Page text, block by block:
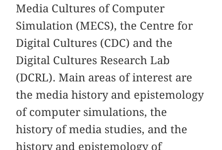
Media Cultures of Computer
Simulation (MECS), the Centre for
Digital Cultures (CDC) and the
Digital Cultures Research Lab
(DCRL). Main areas of interest are
the media history and epistemology
of computer simulations, the
history of media studies, and the
history and epistemology of